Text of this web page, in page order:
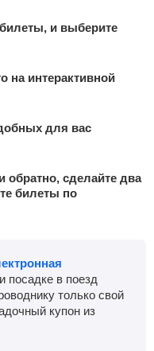
и выберите
на интерактивной
для вас
обратно, сделайте два
билеты по
посадке в поезд
только свой
купон из